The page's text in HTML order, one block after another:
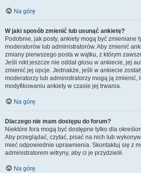
Na górę
W jaki sposób zmienić lub usunąć ankietę?
Podobnie, jak posty, ankiety mogą być zmieniane
moderatorów lub administratorów. Aby zmienić
zmiany pierwszego posta w wątku, z którym
Jeśli nikt jeszcze nie oddał głosu w ankiecie, jej
zmienić jej opcje. Jednakże, jeśli w ankiecie
moderatorzy lub administratorzy mogą ją zmienić,
modyfikowaniu ankiety w czasie jej trwania.
Na górę
Dlaczego nie mam dostępu do forum?
Niektóre fora mogą być dostępne tylko dla
Aby przeglądać, czytać, pisać na nich lub
mieć odpowiednie uprawnienia. Skontaktuj się z
administratorem witryny, aby ci je przydzielił.
Na górę